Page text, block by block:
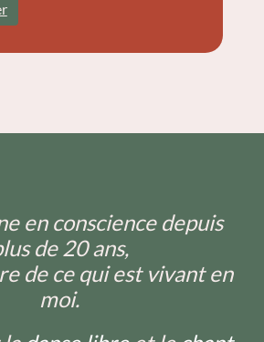
en conscience depuis
de 20 ans,
de ce qui est vivant en
moi.